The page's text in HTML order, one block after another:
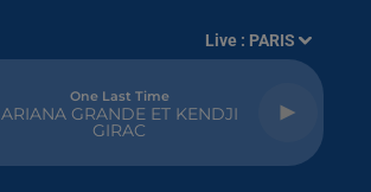
Live : PARIS
One Last Time
ARIANA GRANDE ET KENDJI
GIRAC